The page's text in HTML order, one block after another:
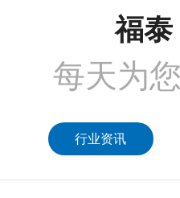
福泰
每天为
行业资讯